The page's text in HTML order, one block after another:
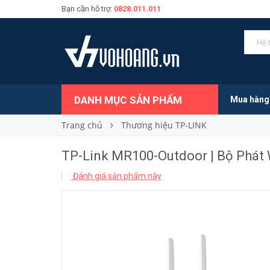
Bạn cần hỗ trợ: 0828.011.011
DANH MỤC SẢN PHẨM Mua
Trang chủ Thương hiệu TP-LINK
TP-Link MR100-Outdoor | Bộ
Đánh giá sản phẩm này